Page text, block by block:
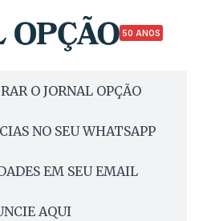
50 ANOS
O JORNAL OPÇÃO
NO SEU WHATSAPP
EM SEU EMAIL
AQUI